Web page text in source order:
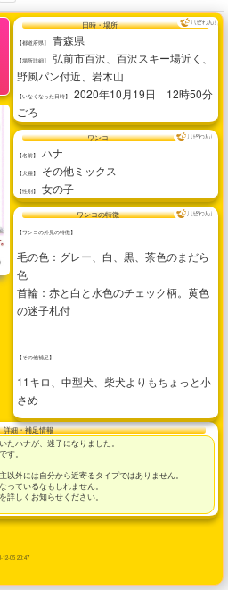
日時・場所
【都道府県】 青森県
【場所詳細】
弘前市百沢、百沢スキー場近く、
野風パン付近、岩木山
【いなくなった日時】
2020年10月19日 12時50分
ごろ
ワンコ
【名前】 ハナ
【犬種】 その他ミックス
【性別】 女の子
ワンコの特徴
【ワンコの外見の特徴】
毛の色：グレー、白、黒、茶色のまだら
色
首輪：赤と白と水色のチェック柄。黄色
の迷子札付
【その他補足】
11キロ、中型犬、柴犬よりもちょっと小
さめ
詳細・補足情報
たハナが、迷子になりました。
す。
外には自分から近寄るタイプではありません。
っているなもしれません。
詳しくお知らせください。
12-05 20:47